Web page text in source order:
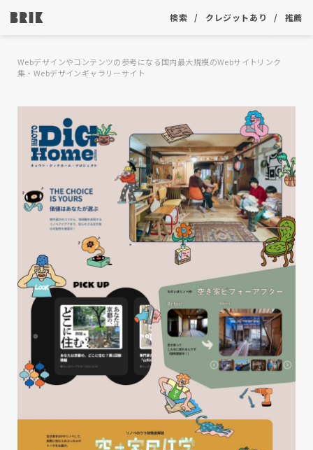
検索 クレジットあり 推薦
Webデザインやコンテンツの参考になる国内最大規模のWebサイトリンク
集・Webデザインギャラリーサイト